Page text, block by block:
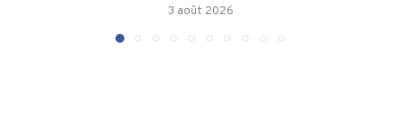
3 août 2026